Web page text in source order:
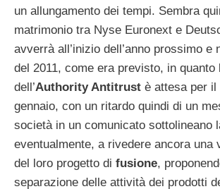
un allungamento dei tempi. Sembra
matrimonio tra Nyse Euronext e
avverrà all’inizio dell’anno prossimo e
del 2011, come era previsto, in quanto
dell’Authority Antitrust è attesa per
gennaio, con un ritardo quindi di un
società in un comunicato sottolineano
eventualmente, a rivedere ancora una
del loro progetto di fusione,
separazione delle attività dei prodotti